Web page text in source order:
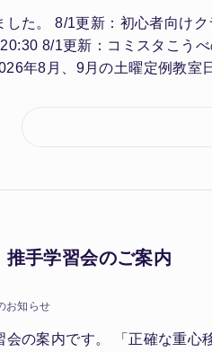
した。 8/1更新：初心者向け
8/1更新：コミスタこ
年8月、9月の土曜定例教室
推手学習会のご案内
お知らせ
会の案内です。 「正確な重心